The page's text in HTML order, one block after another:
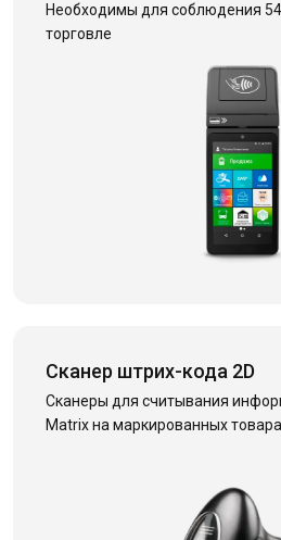
Необходимы для соблюдения
торговле
Сканер штрих-кода 2D
Сканеры для считывания
Matrix на маркированных